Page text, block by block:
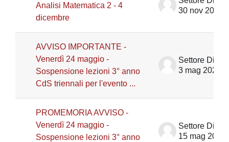
Analisi Matematica 2 - 4
dicembre
30 nov 2023
AVVISO IMPORTANTE -
Venerdì 24 maggio -
Sospensione lezioni 3° anno
CdS triennali per l'evento ...
3 mag 2024
PROMEMORIA AVVISO -
Venerdì 24 maggio -
Sospensione lezioni 3° anno
15 mag 2024